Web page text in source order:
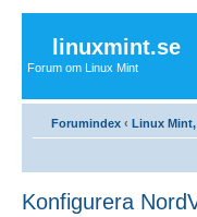
linuxmint.se
Forum om Linux Mint
Forumindex ‹ Linux
Konfigurera